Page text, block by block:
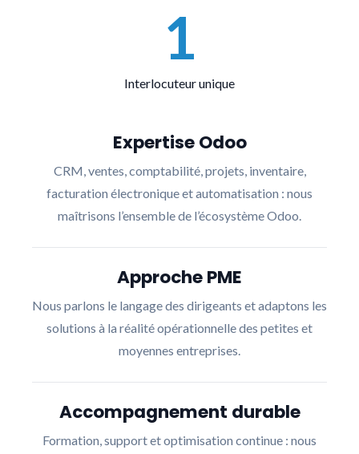
1
Interlocuteur unique
Expertise Odoo
CRM, ventes, comptabilité, projets, inventaire,
facturation électronique et automatisation : nous
maîtrisons l’ensemble de l’écosystème Odoo.
Approche PME
Nous parlons le langage des dirigeants et adaptons les
solutions à la réalité opérationnelle des petites et
moyennes entreprises.
Accompagnement durable
Formation, support et optimisation continue : nous